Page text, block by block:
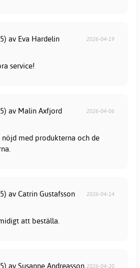
av Eva Hardelin 2026-04-19
service!
av Malin Axfjord 2026-04-06
med produkterna och de
av Catrin Gustafsson 2026-04-14
att beställa.
av Susanne Andreasson 2026-04-20